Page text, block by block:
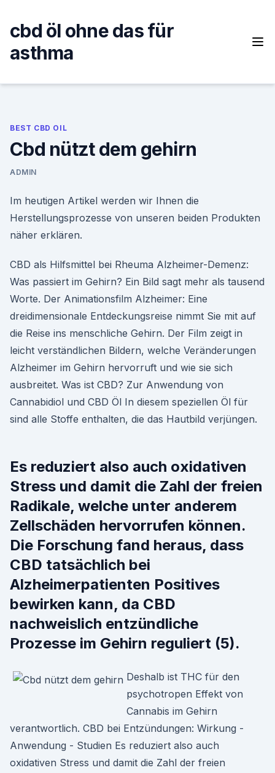
content
cbd öl ohne das für
asthma
BEST CBD OIL
Cbd nützt dem gehirn
ADMIN
Im heutigen Artikel werden wir Ihnen die
Herstellungsprozesse von unseren beiden Produkten
näher erklären.
CBD als Hilfsmittel bei Rheuma Alzheimer-Demenz:
Was passiert im Gehirn? Ein Bild sagt mehr als tausend
Worte. Der Animationsfilm Alzheimer: Eine
dreidimensionale Entdeckungsreise nimmt Sie mit auf
die Reise ins menschliche Gehirn. Der Film zeigt in
leicht verständlichen Bildern, welche Veränderungen
Alzheimer im Gehirn hervorruft und wie sie sich
ausbreitet. Was ist CBD? Zur Anwendung von
Cannabidiol und CBD Öl In diesem speziellen Öl für
sind alle Stoffe enthalten, die das Hautbild verjüngen.
Es reduziert also auch oxidativen
Stress und damit die Zahl der freien
Radikale, welche unter anderem
Zellschäden hervorrufen können.
Die Forschung fand heraus, dass
CBD tatsächlich bei
Alzheimerpatienten Positives
bewirken kann, da CBD
nachweislich entzündliche
Prozesse im Gehirn reguliert (5).
Deshalb ist THC für den
psychotropen Effekt von
Cannabis im Gehirn
verantwortlich. CBD bei Entzündungen: Wirkung -
Anwendung - Studien Es reduziert also auch
oxidativen Stress und damit die Zahl der freien